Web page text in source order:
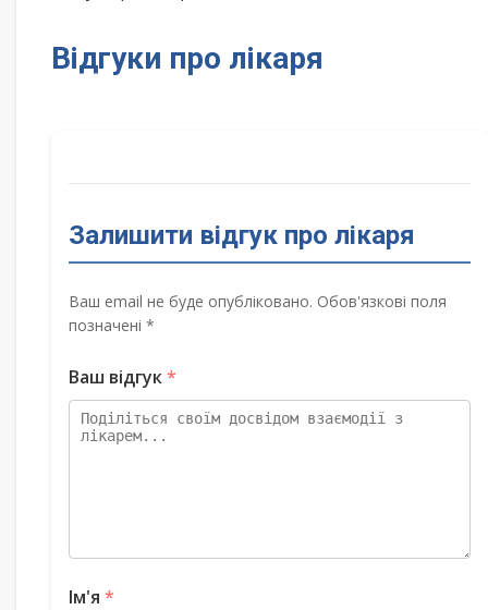
Відгуки про лікаря
Залишити відгук про лікаря
Ваш email не буде опубліковано. Обов'язкові поля
позначені *
Ваш відгук*
Ім'я *